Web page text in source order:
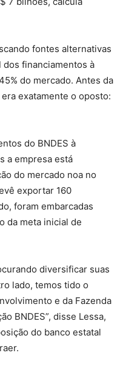
fontes alternativas
financiamentos à
do mercado. Antes da
exatamente o oposto:
do BNDES à
a empresa está
do mercado noa no
exportar 160
foram embarcadas
da meta inicial de
diversificar suas
lado, temos tido o
e da Fazenda
BNDES”, disse Lessa,
do banco estatal